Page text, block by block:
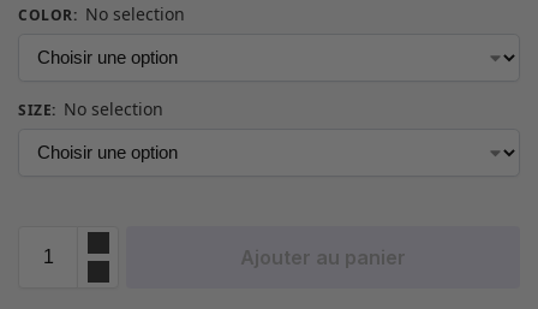
COLOR: No selection
SIZE: No selection
Ajouter au panier